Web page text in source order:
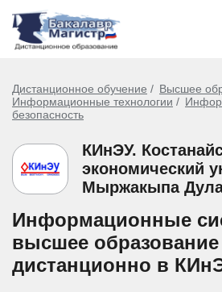
Дистанционное обучение
Высшее
Информационные технологии
безопасность
КИнЭУ.
экономический
Мыржакыпа
Информационные
высшее образование
дистанционно в